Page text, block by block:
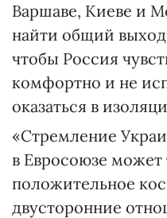
Варшаве, Киеве и
найти общий
чтобы Россия
комфортно и не
оказаться в
«Стремление
в Евросоюзе может
положительное
двусторонние